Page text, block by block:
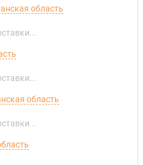
область
область